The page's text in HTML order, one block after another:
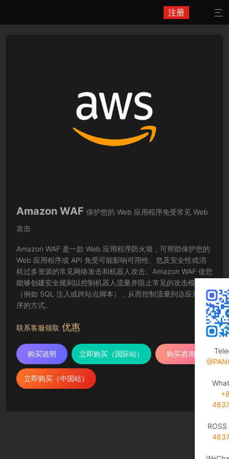
注册 
Amazon WAF 保护您的 Web 应用程序免受常见 Web
攻击
Amazon WAF 是一款 Web 应用程序防火墙，可帮助保护您的
Web 应用程序或 API 免受可能影响可用性、危及安全性或消
耗过多资源的常见网络攻击和机器人攻击。Amazon WAF 使您
能够创建安全规则以控制机器人流量并阻止常见的攻击模式
（例如 SQL 注入或跨站点脚本），从而控制流量到达应用程
序的方式。
联系客服领取 优惠
购买说明 立即购买（国际站） 购买咨询
立即购买（中国站）